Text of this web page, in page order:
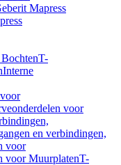
Mapress
T-
Interne
voor
en verbindingen,
voor
voor MuurplatenT-